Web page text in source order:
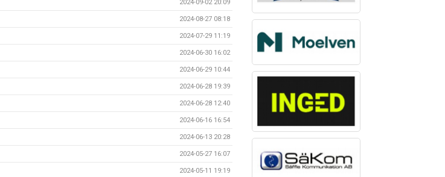
2024-09-02 20:09
2024-08-27 08:18
2024-07-29 11:19
2024-06-30 16:02
2024-06-29 10:44
2024-06-28 19:39
2024-06-28 12:40
2024-06-16 16:54
2024-06-13 20:28
2024-05-27 16:07
2024-05-11 19:19